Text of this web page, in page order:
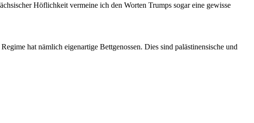
Höflichkeit vermeine ich den Worten Trumps sogar eine gewisse
hat nämlich eigenartige Bettgenossen. Dies sind palästinensische und